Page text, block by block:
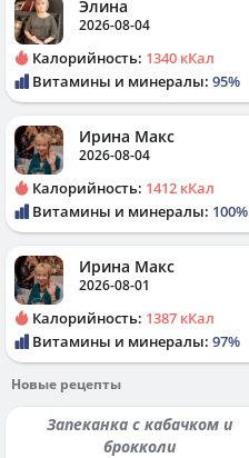
Элина
2026-08-04
Калорийность: 1340 кКал
Витамины и минералы: 95%
Ирина Макс
2026-08-04
Калорийность: 1412 кКал
Витамины и минералы: 100%
Ирина Макс
2026-08-01
Калорийность: 1387 кКал
Витамины и минералы: 97%
Новые рецепты
Запеканка с кабачком и
брокколи